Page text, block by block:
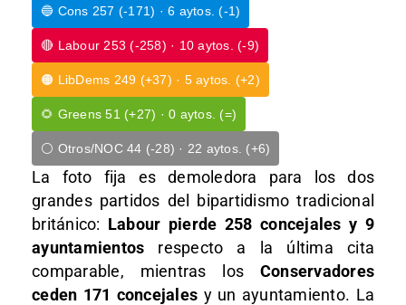
🔵 Cons 257 (-171) · 6 aytos. (-1)
🔴 Labour 253 (-258) · 10 aytos. (-9)
🟠 LibDems 249 (+37) · 5 aytos. (+2)
🌻 Greens 51 (+27) · 0 aytos. (=)
⚪ Otros/NOC 44 (-28) · 22 aytos. (+6)
La foto fija es demoledora para los dos
grandes partidos del bipartidismo tradicional
británico: Labour pierde 258 concejales y 9
ayuntamientos respecto a la última cita
comparable, mientras los Conservadores
ceden 171 concejales y un ayuntamiento. La